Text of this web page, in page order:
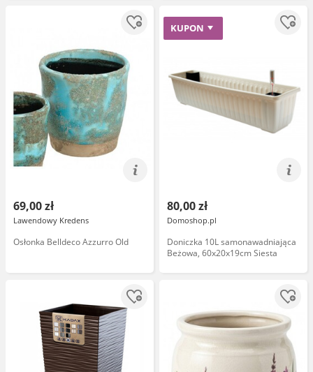
69,00 zł
Lawendowy Kredens
Osłonka Belldeco Azzurro Old
KUPON
80,00 zł
Domoshop.pl
Doniczka 10L samonawadniająca
Beżowa, 60x20x19cm Siesta